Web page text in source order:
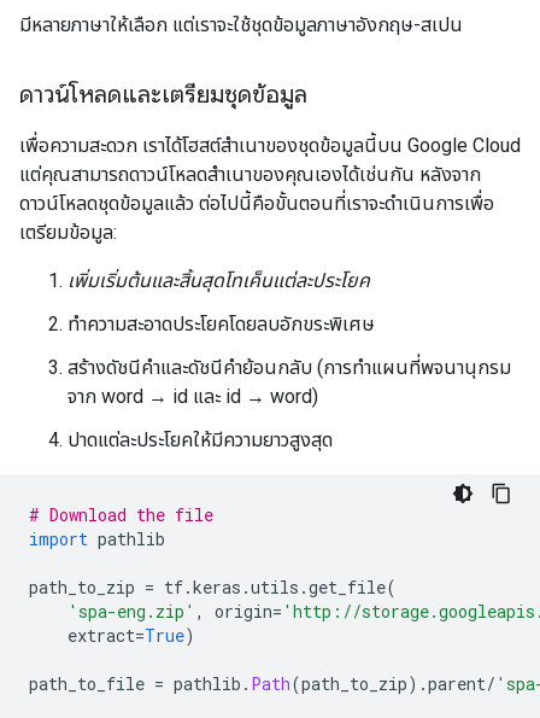
มีหลายภาษาให้เลือก แต่เราจะใช้ชุดข้อมูลภาษาอังกฤษ-สเปน
ดาวน์โหลดและเตรียมชุดข้อมูล
เพื่อความสะดวก เราได้โฮสต์สำเนาของชุดข้อมูลนี้บน Google Cloud
แต่คุณสามารถดาวน์โหลดสำเนาของคุณเองได้เช่นกัน หลังจาก
ดาวน์โหลดชุดข้อมูลแล้ว ต่อไปนี้คือขั้นตอนที่เราจะดำเนินการเพื่อ
เตรียมข้อมูล:
เพิ่มเริ่มต้นและสิ้นสุดโทเค็นแต่ละประโยค
ทำความสะอาดประโยคโดยลบอักขระพิเศษ
สร้างดัชนีคำและดัชนีคำย้อนกลับ (การทำแผนที่พจนานุกรม
จาก word → id และ id → word)
ปาดแต่ละประโยคให้มีความยาวสูงสุด
# Download the file
import pathlib
path_to_zip = tf.keras .utils .get_file(
'spa-eng.zip' , origin= 'http://
extract=True)
path_to_file = pathlib . Path(path_to_zip).parent/